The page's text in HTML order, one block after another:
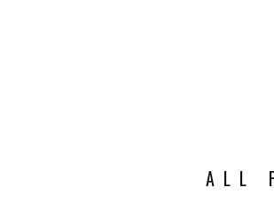
ALL